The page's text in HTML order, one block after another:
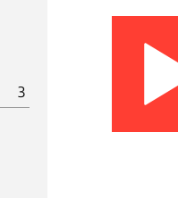
3